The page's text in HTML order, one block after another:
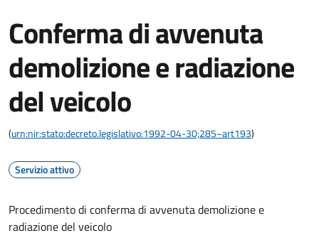
Conferma di avvenuta
demolizione e radiazione
del veicolo
(urn:nir:stato:decreto.legislativo:1992-04-30;285~art193)
Servizio attivo
Procedimento di conferma di avvenuta demolizione e
radiazione del veicolo